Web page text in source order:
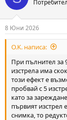
i
s
:
Потребител
8 Юни 2026
O.K. написа:
При пълнител за
изстрела има
този ефект е
пробвай с 5
като за
първият изстрел
снимка, то